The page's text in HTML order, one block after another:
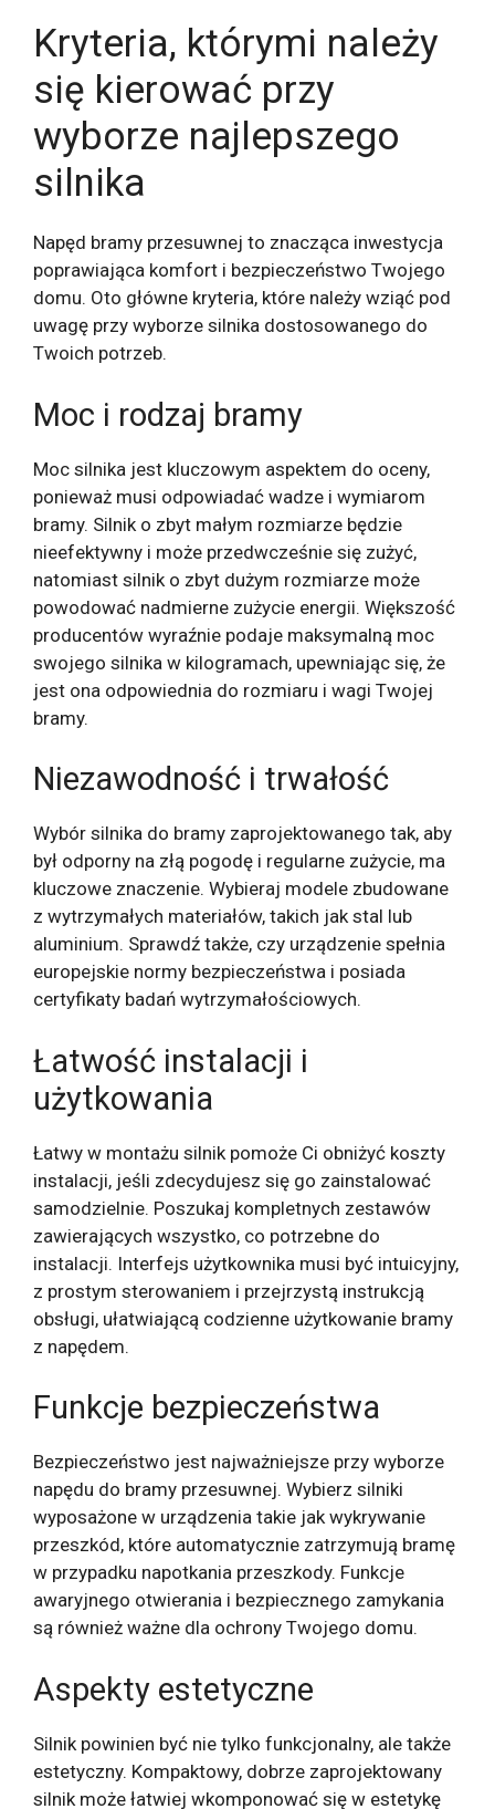
Kryteria, którymi należy
się kierować przy
wyborze najlepszego
silnika
Napęd bramy przesuwnej to znacząca inwestycja
poprawiająca komfort i bezpieczeństwo Twojego
domu. Oto główne kryteria, które należy wziąć pod
uwagę przy wyborze silnika dostosowanego do
Twoich potrzeb.
Moc i rodzaj bramy
Moc silnika jest kluczowym aspektem do oceny,
ponieważ musi odpowiadać wadze i wymiarom
bramy. Silnik o zbyt małym rozmiarze będzie
nieefektywny i może przedwcześnie się zużyć,
natomiast silnik o zbyt dużym rozmiarze może
powodować nadmierne zużycie energii. Większość
producentów wyraźnie podaje maksymalną moc
swojego silnika w kilogramach, upewniając się, że
jest ona odpowiednia do rozmiaru i wagi Twojej
bramy.
Niezawodność i trwałość
Wybór silnika do bramy zaprojektowanego tak, aby
był odporny na złą pogodę i regularne zużycie, ma
kluczowe znaczenie. Wybieraj modele zbudowane
z wytrzymałych materiałów, takich jak stal lub
aluminium. Sprawdź także, czy urządzenie spełnia
europejskie normy bezpieczeństwa i posiada
certyfikaty badań wytrzymałościowych.
Łatwość instalacji i
użytkowania
Łatwy w montażu silnik pomoże Ci obniżyć koszty
instalacji, jeśli zdecydujesz się go zainstalować
samodzielnie. Poszukaj kompletnych zestawów
zawierających wszystko, co potrzebne do
instalacji. Interfejs użytkownika musi być intuicyjny,
z prostym sterowaniem i przejrzystą instrukcją
obsługi, ułatwiającą codzienne użytkowanie bramy
z napędem.
Funkcje bezpieczeństwa
Bezpieczeństwo jest najważniejsze przy wyborze
napędu do bramy przesuwnej. Wybierz silniki
wyposażone w urządzenia takie jak wykrywanie
przeszkód, które automatycznie zatrzymują bramę
w przypadku napotkania przeszkody. Funkcje
awaryjnego otwierania i bezpiecznego zamykania
są również ważne dla ochrony Twojego domu.
Aspekty estetyczne
Silnik powinien być nie tylko funkcjonalny, ale także
estetyczny. Kompaktowy, dobrze zaprojektowany
silnik może łatwiej wkomponować się w estetykę